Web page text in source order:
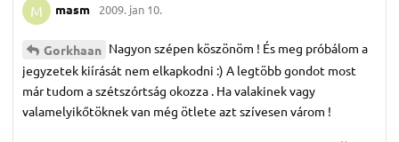
M masm 2009. jan 10.
Gorkhaan Nagyon szépen köszönöm ! És meg próbálom a
jegyzetek kiírását nem elkapkodni :) A legtöbb gondot most
már tudom a szétszórtság okozza . Ha valakinek vagy
valamelyikőtöknek van még ötlete azt szívesen várom !